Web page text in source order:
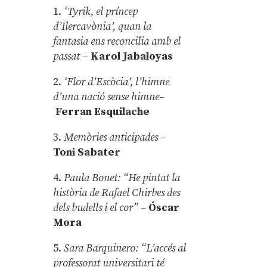
1. ‘Tyrik, el príncep
d’Ilercavònia’, quan la
fantasia ens reconcilia amb el
passat– Karol Jabaloyas
2. ‘Flor d’Escòcia’, l’himne
d’una nació sense himne–
Ferran Esquilache
3.Memòries anticipades–
Toni Sabater
4.Paula Bonet: “He pintat la
història de Rafael Chirbes des
dels budells i el cor” – Óscar
Mora
5.Sara Barquinero: “L’accés al
professorat universitari té